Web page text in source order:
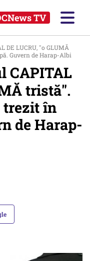
TV
DE LUCRU, "o GLUMĂ
Guvern de Harap-Albi
CAPITAL
tristă".
trezit în
de Harap-